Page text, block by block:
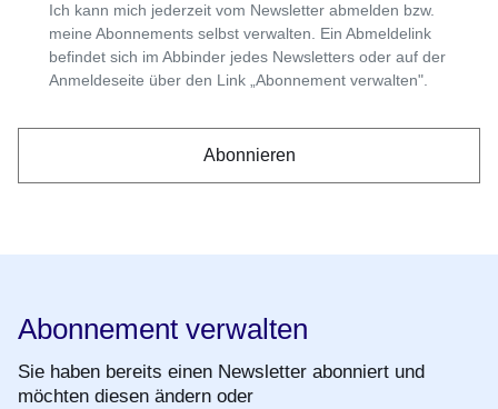
Ich kann mich jederzeit vom Newsletter abmelden bzw.
meine Abonnements selbst verwalten. Ein Abmeldelink
befindet sich im Abbinder jedes Newsletters oder auf der
Anmeldeseite über den Link „Abonnement verwalten".
Abonnement verwalten
Sie haben bereits einen Newsletter abonniert und
möchten diesen ändern oder